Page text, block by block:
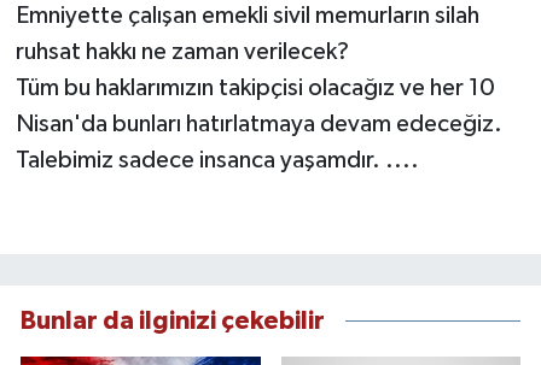
Emniyette çalışan emekli sivil memurların silah
ruhsat hakkı ne zaman verilecek?
Tüm bu haklarımızın takipçisi olacağız ve her 10
Nisan'da bunları hatırlatmaya devam edeceğiz.
Talebimiz sadece insanca yaşamdır. ....
Bunlar da ilginizi çekebilir